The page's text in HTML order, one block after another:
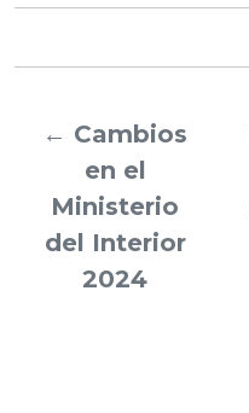
← Cambios
en el
Ministerio
del Interior
2024